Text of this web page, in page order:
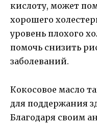
кислоту, может
хорошего
уровень плохого
помочь снизить
заболеваний.
Кокосовое масло
для поддержания
Благодаря своим